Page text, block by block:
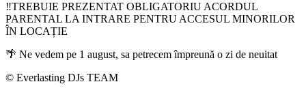
‼️TREBUIE PREZENTAT OBLIGATORIU ACORDUL
PARENTAL LA INTRARE PENTRU ACCESUL MINORILOR
ÎN LOCAȚIE
🌴 Ne vedem pe 1 august, sa petrecem împreună o zi de neuitat
©️ Everlasting DJs TEAM